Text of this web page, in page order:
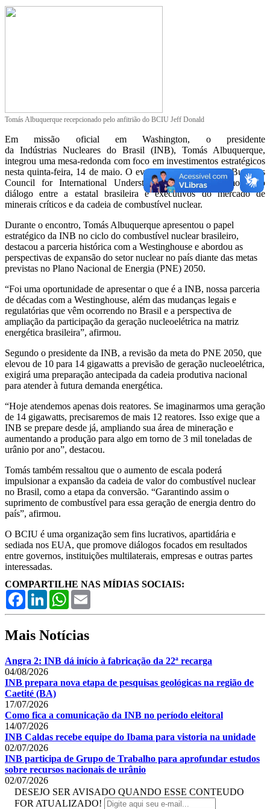
Tomás Albuquerque recepcionado pelo anfitrião do BCIU Jeff Donald
Em missão oficial em Washington, o presidente
da Indústrias Nucleares do Brasil (INB), Tomás Albuquerque,
integrou uma mesa-redonda com foco em investimentos estratégicos
nesta quinta-feira, 14 de maio. O evento, organizado pelo Business
Council for International Understanding (BCIU), promoveu o
diálogo entre a estatal brasileira e executivos do mercado de
minerais críticos e da cadeia de combustível nuclear.
Durante o encontro, Tomás Albuquerque apresentou o papel
estratégico da INB no ciclo do combustível nuclear brasileiro,
destacou a parceria histórica com a Westinghouse e abordou as
perspectivas de expansão do setor nuclear no país diante das metas
previstas no Plano Nacional de Energia (PNE) 2050.
“Foi uma oportunidade de apresentar o que é a INB, nossa parceria
de décadas com a Westinghouse, além das mudanças legais e
regulatórias que vêm ocorrendo no Brasil e a perspectiva de
ampliação da participação da geração nucleoelétrica na matriz
energética brasileira”, afirmou.
Segundo o presidente da INB, a revisão da meta do PNE 2050, que
elevou de 10 para 14 gigawatts a previsão de geração nucleoelétrica,
exigirá uma preparação antecipada da cadeia produtiva nacional
para atender à futura demanda energética.
“Hoje atendemos apenas dois reatores. Se imaginarmos uma geração
de 14 gigawatts, precisaremos de mais 12 reatores. Isso exige que a
INB se prepare desde já, ampliando sua área de mineração e
aumentando a produção para algo em torno de 3 mil toneladas de
urânio por ano”, destacou.
Tomás também ressaltou que o aumento de escala poderá
impulsionar a expansão da cadeia de valor do combustível nuclear
no Brasil, como a etapa da conversão. “Garantindo assim o
suprimento de combustível para essa geração de energia dentro do
país”, afirmou.
O BCIU é uma organização sem fins lucrativos, apartidária e
sediada nos EUA, que promove diálogos focados em resultados
entre governos, instituições multilaterais, empresas e outras partes
interessadas.
COMPARTILHE NAS MÍDIAS SOCIAIS:
FacebookLinkedInWhatsApp
Mais Notícias
Angra 2: INB dá início à fabricação da 22ª recarga
04/08/2026
INB prepara nova etapa de pesquisas geológicas na região de
Caetité (BA)
17/07/2026
Como fica a comunicação da INB no período eleitoral
14/07/2026
INB Caldas recebe equipe do Ibama para vistoria na unidade
02/07/2026
INB participa de Grupo de Trabalho para aprofundar estudos
sobre recursos nacionais de urânio
02/07/2026
DESEJO SER AVISADO QUANDO ESSE CONTEUDO
FOR ATUALIZADO!